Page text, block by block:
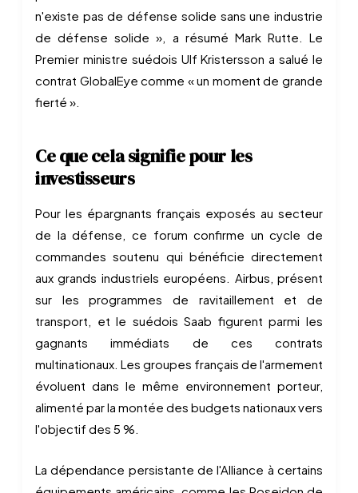
n'existe pas de défense solide sans une industrie
de défense solide », a résumé Mark Rutte. Le
Premier ministre suédois Ulf Kristersson a salué le
contrat GlobalEye comme « un moment de grande
fierté ».
Ce que cela signifie pour les
investisseurs
Pour les épargnants français exposés au secteur
de la défense, ce forum confirme un cycle de
commandes soutenu qui bénéficie directement
aux grands industriels européens. Airbus, présent
sur les programmes de ravitaillement et de
transport, et le suédois Saab figurent parmi les
gagnants immédiats de ces contrats
multinationaux. Les groupes français de l'armement
évoluent dans le même environnement porteur,
alimenté par la montée des budgets nationaux vers
l'objectif des 5 %.
La dépendance persistante de l'Alliance à certains